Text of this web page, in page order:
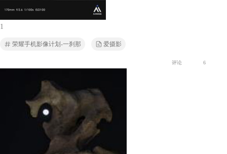
1
荣耀手机影像计划-一刹那 爱摄影
评论 6